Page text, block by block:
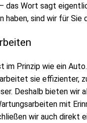
das Wort sagt
haben, sind wir für Sie
im Prinzip wie ein
sie effizienter,
Deshalb bieten wir
mit
wir auch direkt